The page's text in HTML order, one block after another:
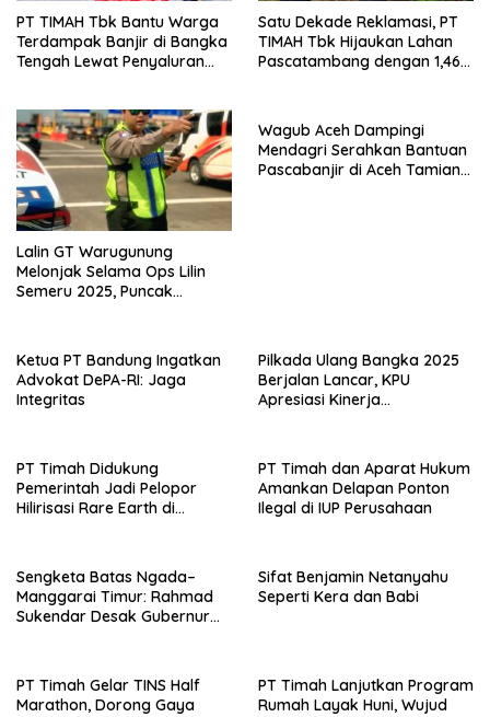
PT TIMAH Tbk Bantu Warga
Terdampak Banjir di Bangka
Tengah Lewat Penyaluran
Satu Dekade Reklamasi, PT
TIMAH Tbk Hijaukan Lahan
Pascatambang dengan 1,46
Lalin GT Warugunung
Melonjak Selama Ops Lilin
Semeru 2025, Puncak
Wagub Aceh Dampingi
Mendagri Serahkan Bantuan
Pascabanjir di Aceh Tamiang
Ketua PT Bandung Ingatkan
Advokat DePA-RI: Jaga
Integritas
Pilkada Ulang Bangka 2025
Berjalan Lancar, KPU
Apresiasi Kinerja
PT Timah Didukung
Pemerintah Jadi Pelopor
Hilirisasi Rare Earth di
PT Timah dan Aparat Hukum
Amankan Delapan Ponton
Ilegal di IUP Perusahaan
Sengketa Batas Ngada–
Manggarai Timur: Rahmad
Sukendar Desak Gubernur
Sifat Benjamin Netanyahu
Seperti Kera dan Babi
PT Timah Gelar TINS Half
Marathon, Dorong Gaya
PT Timah Lanjutkan Program
Rumah Layak Huni, Wujud